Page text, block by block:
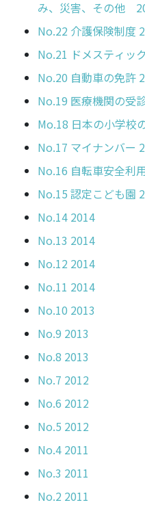
み、災害、その他
No.22 介護保険制度
No.21 ドメスティッ
No.20 自動車の免許
No.19 医療機関の受
Mo.18 日本の小学校
No.17 マイナンバー
No.16 自転車安全利
No.15 認定こども園
No.14 2014
No.13 2014
No.12 2014
No.11 2014
No.10 2013
No.9 2013
No.8 2013
No.7 2012
No.6 2012
No.5 2012
No.4 2011
No.3 2011
No.2 2011